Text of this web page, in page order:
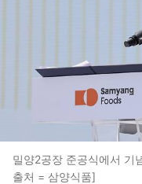
밀양2공장 준공식에서 기
출처 = 삼양식품]